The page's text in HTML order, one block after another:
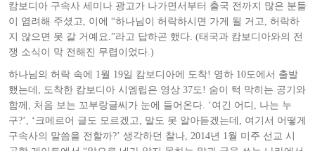
캄보디아 구속사 세미나 광고가 나가면서부터 출국 전까지 많은 분들
이 염려해 주셨고, 이에 “하나님이 허락하시면 가게 될 거고, 허락하
지 않으면 못 갈 거예요.”라고 답하곤 했다. (태국과 캄보디아와의 전
쟁 소식이 막 전해진 무렵이었다.)
하나님의 허락 속에 1월 19일 캄보디아에 도착! 영하 10도에서 출발
했는데, 도착한 캄보디아 시엠립은 영상 37도! 숨이 턱 막히는 공기와
함께, 처음 보는 꼬부랑글씨가 눈에 들어온다. ‘여긴 어디, 나는 누
구?’, ‘크메르어 글도 모르겠고, 말도 못 알아듣겠는데, 여기서 어떻게
구속사의 말씀을 전할까?’ 생각하던 찰나, 2014년 1월 미주 선교 시